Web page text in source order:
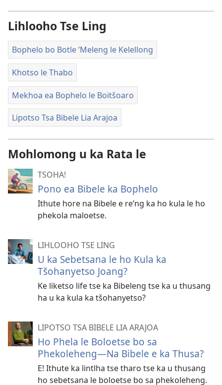
Lihlooho Tse Ling
Bophelo bo Botle ’Meleng le Kelellong
Khotso le Thabo
Mekhoa ea Bophelo le Boitšoaro
Lipotso Tsa Bibele Lia Arajoa
Mohlomong u ka Rata le
TSOHA!
Pono ea Bibele ka Bophelo
Ithute hore na Bibele e re’ng ka ho kula le ho
phekola maloetse.
LIHLOOHO TSE LING
U ka Sebetsana le ho Kula ka
Tšohanyetso Joang?
Ke liketso life tse ka Bibeleng tse ka u thusang
ha u ka kula ka tšohanyetso?
LIPOTSO TSA BIBELE LIA ARAJOA
Ho Phela le Boloetse bo sa
Phekoleheng—Na Bibele e ka Thusa?
E! Ithute ka lintlha tse tharo tse ka u thusang
ho sebetsana le boloetse bo sa phekoleheng.